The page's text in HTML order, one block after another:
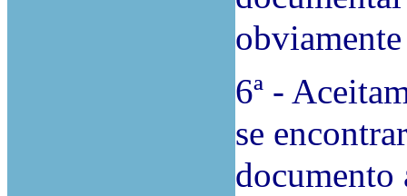
6ª -
se
documento